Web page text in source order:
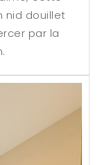
nid douillet
par la